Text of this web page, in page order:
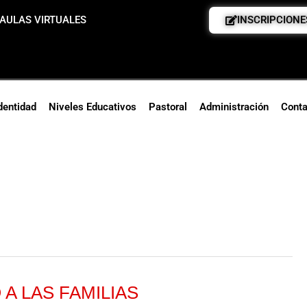
AULAS VIRTUALES
Niveles Educativos Pastoral Administración
LAS FAMILIAS